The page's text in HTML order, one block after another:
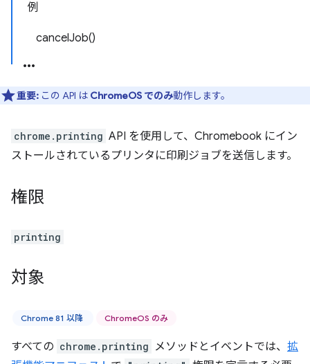
例
cancelJob()
重要: この API は ChromeOS でのみ動作します。
chrome.printing API を使用して、Chromebook にイン
ストールされているプリンタに印刷ジョブを送信します。
権限
printing
対象
Chrome 81 以降 ChromeOS のみ
すべての chrome.printing メソッドとイベントでは、 拡